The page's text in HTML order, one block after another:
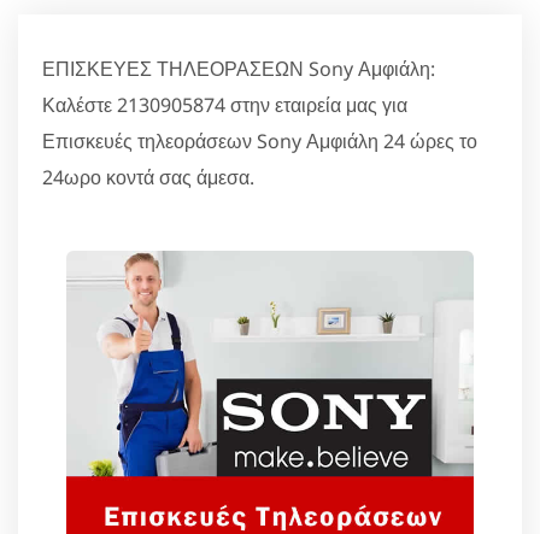
ΕΠΙΣΚΕΥΕΣ ΤΗΛΕΟΡΑΣΕΩΝ Sony Αμφιάλη:
Καλέστε 2130905874 στην εταιρεία μας για
Επισκευές τηλεοράσεων Sony Αμφιάλη 24 ώρες το
24ωρο κοντά σας άμεσα.